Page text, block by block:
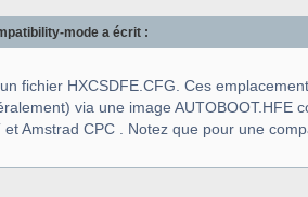
mode a écrit :
fichier HXCSDFE.CFG. Ces
via une image AUTOBOOT.HFE
Amstrad CPC . Notez que pour une